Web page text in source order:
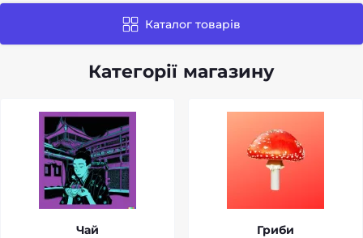
Каталог товарів
Категорії магазину
Чай Гриби